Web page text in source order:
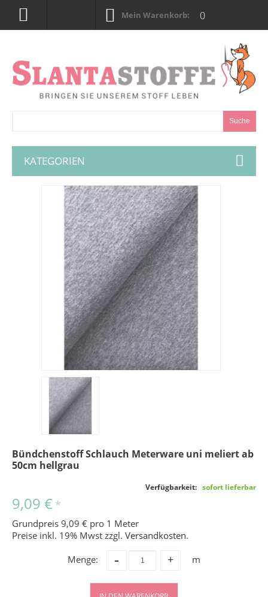
Mein Warenkorb: 0
Suche
KATEGORIEN
Bündchenstoff Schlauch Meterware uni meliert ab
50cm hellgrau
Verfügbarkeit: sofort lieferbar
9,09 € *
Grundpreis 9,09 € pro 1 Meter
Preise inkl. 19% Mwst zzgl. Versandkosten.
Menge:
+
- m